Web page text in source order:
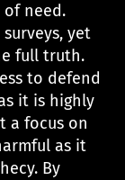
need.
yet
full truth.
to defend
it is highly
a focus on
as it
By